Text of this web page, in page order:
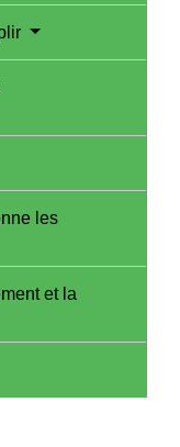
les
et la